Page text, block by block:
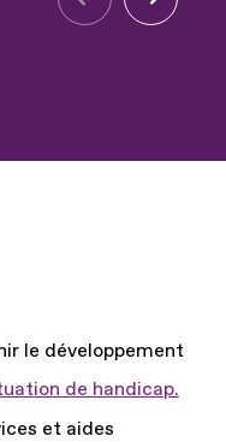
le développement
de handicap.
et aides